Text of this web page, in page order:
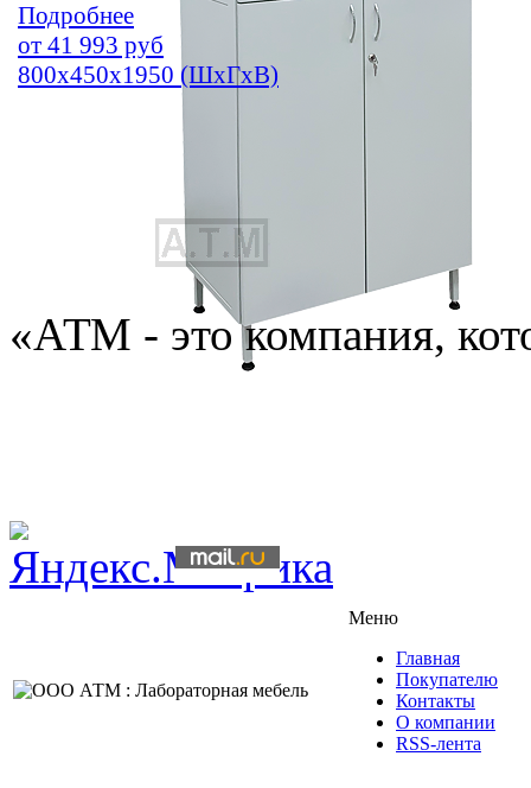
Подробнее
от 41 993 руб
800х450х1950 (ШхГхВ)
«АТМ - это компания,
Меню
Главная
Покупателю
Контакты
О компании
RSS-лента